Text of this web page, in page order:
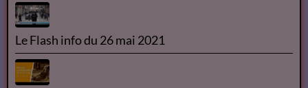
Le Flash info du 26 mai 2021